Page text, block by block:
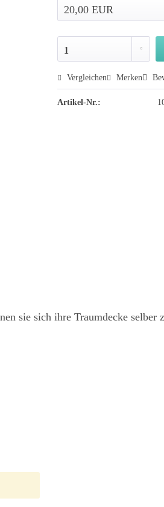
Vergleichen Merken
Artikel-Nr.:
sie sich ihre Traumdecke selber